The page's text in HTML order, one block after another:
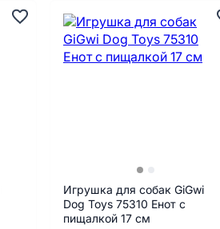
Игрушка для собак GiGwi
Dog Toys 75310 Енот с
пищалкой 17 см